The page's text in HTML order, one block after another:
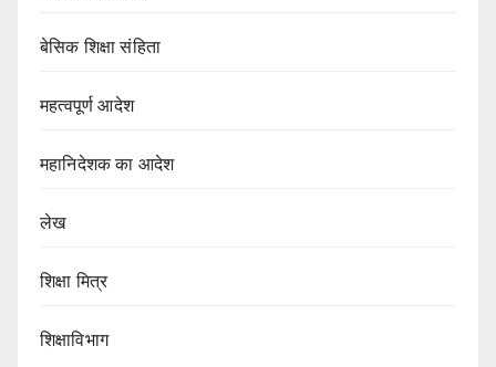
बेसिक शिक्षा संहिता
महत्वपूर्ण आदेश
महानिदेशक का आदेश
लेख
शिक्षा मित्र
शिक्षाविभाग